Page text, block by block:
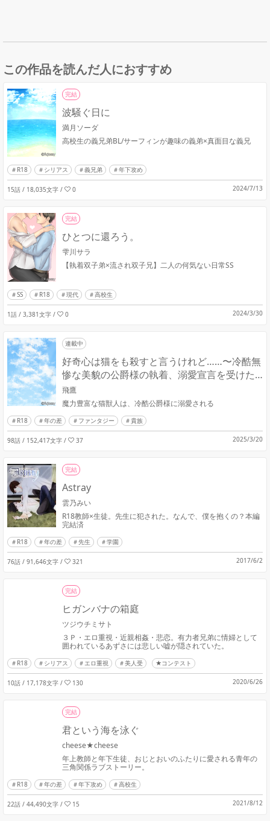
この作品を読んだ人におすすめ
完結
波騒ぐ日に
満月ソーダ
高校生の義兄弟BL/サーフィンが趣味の義弟×真面目な義兄
R18 シリアス 義兄弟 年下攻め
15話 / 18,035文字 / 0 2024/7/13
完結
ひとつに還ろう。
雫川サラ
【執着双子弟×流され双子兄】二人の何気ない日常SS
SS R18 現代 高校生
1話 / 3,381文字 / 0 2024/3/30
連載中
好奇心は猫をも殺すと言うけれど……〜冷酷無
惨な美貌の公爵様の執着、溺愛宣言を受けた
猫の話〜
飛鷹
魔力豊富な猫獣人は、冷酷公爵様に溺愛される
R18 年の差 ファンタジー 貴族
98話 / 152,417文字 / 37 2025/3/20
完結
Astray
雲乃みい
R18教師×生徒。先生に犯された。なんで、僕を抱くの？本編
完結済
R18 年の差 先生 学園
76話 / 91,646文字 / 321 2017/6/2
完結
ヒガンバナの箱庭
ツジウチミサト
３Ｐ・エロ重視・近親相姦・悲恋。有力者兄弟に情婦として
囲われているあずさには悲しい嘘が隠されていた。
R18 シリアス エロ重視 美人受 ★コンテスト
10話 / 17,178文字 / 130 2020/6/26
完結
君という海を泳ぐ
cheese★cheese
年上教師と年下生徒、おじとおいのふたりに愛される青年の
三角関係ラブストーリー。
R18 年の差 年下攻め 高校生
22話 / 44,490文字 / 15 2021/8/12